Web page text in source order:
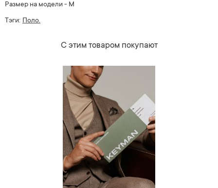
Размер на модели - M
Тэги: Поло.
С этим товаром покупают